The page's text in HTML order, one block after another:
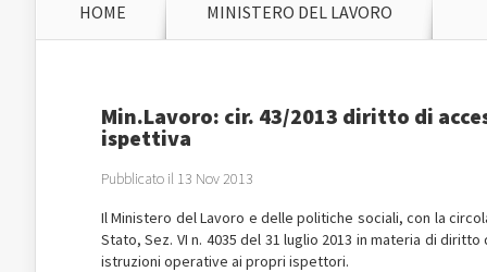
HOME MINISTERO DEL LAVORO
Min.Lavoro: cir. 43/2013 diritto di
ispettiva
Pubblicato il 13 Nov 2013
Il Ministero del Lavoro e delle politiche sociali, con la
Stato, Sez. VI n. 4035 del 31 luglio 2013 in materia di
istruzioni operative ai propri ispettori.